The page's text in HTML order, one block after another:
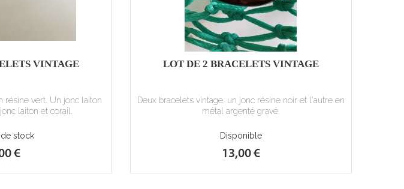
VINTAGE
résine vert. Un jonc laiton
laiton et corail.
stock
€
LOT DE 2 BRACELETS VINTAGE
Deux bracelets vintage. un jonc résine noir et l'autre en
métal argenté gravé.
Disponible
13,00 €